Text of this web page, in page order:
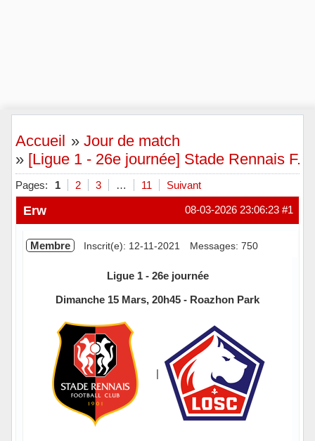
Accueil »Jour de match
» [Ligue 1 - 26e journée] Stade Rennais
Pages: 1 2 3 … 11 Suivant
#1
08-03-2026 23:06:23
Erw
Membre Inscrit(e): 12-11-2021 Messages: 750
Ligue 1 - 26e journée
Dimanche 15 Mars, 20h45 - Roazhon Park
|